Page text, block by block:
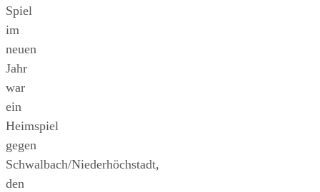
Spiel
im
neuen
Jahr
war
ein
Heimspiel
gegen
Schwalbach/Niederhöchstadt,
den